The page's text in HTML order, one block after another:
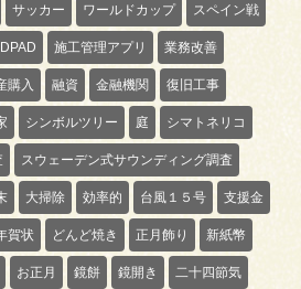
サッカー ワールドカップ スペイン戦
施工管理アプリ 業務改善
購入 融資 金融機関 復旧工事
シンボルツリー 庭 シマトネリコ
スウェーデン式サウンディング調査
大掃除 効率的 台風１５号 支援金
賀状 どんど焼き 正月飾り 新紙幣
お正月 鏡餅 鏡開き 二十四節気